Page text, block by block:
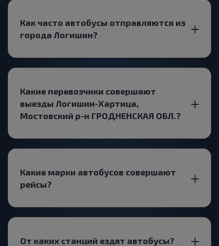
Как часто автобусы отправляются из
города Логишин?
Какие перевозчики совершают
выезды Логишин-Хартица,
Мостовский р-н ГРОДНЕНСКАЯ ОБЛ.?
Какие марки автобусов совершают
рейсы?
От каких станций ездят автобусы?